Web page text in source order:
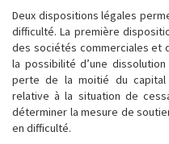
Deux dispositions légales
difficulté. La première
des sociétés commerciales et
la possibilité d’une
perte de la moitié du capital
relative à la situation de
déterminer la mesure de
en difficulté.